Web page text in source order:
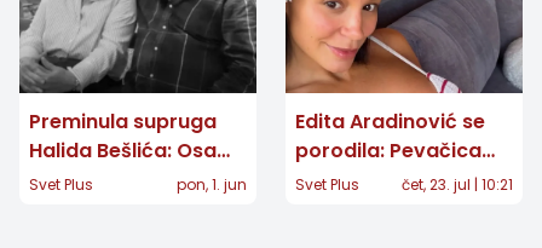
Preminula supruga
Halida Bešlića: Osam
mesci nakon smrti
Svet Plus pon, 1. jun
Edita Aradinović se
porodila: Pevačica
objavila prvu
Svet Plus čet, 23. jul | 10:21